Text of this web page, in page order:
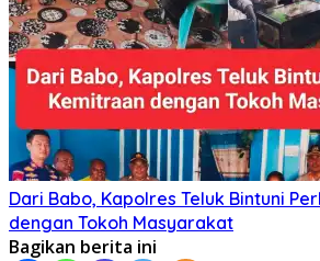
Dari Babo, Kapolres Teluk Bintuni
dengan Tokoh Masyarakat
Bagikan berita ini